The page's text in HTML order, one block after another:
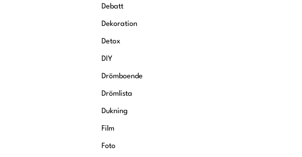
Debatt
Dekoration
Detox
DIY
Drömboende
Drömlista
Dukning
Film
Foto